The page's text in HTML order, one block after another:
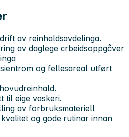
av reinhaldsavdelinga.
av daglege arbeidsoppgåver
og fellesareal utført
til eige vaskeri.
av forbruksmateriell
og gode rutinar innan